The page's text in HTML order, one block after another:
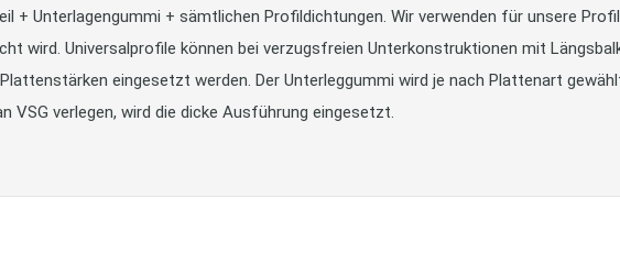
+ Unterlagengummi + sämtlichen Profildichtungen. Wir verwenden für unsere
wird. Universalprofile können bei verzugsfreien Unterkonstruktionen mit
eingesetzt werden. Der Unterleggummi wird je nach Plattenart
VSG verlegen, wird die dicke Ausführung eingesetzt.